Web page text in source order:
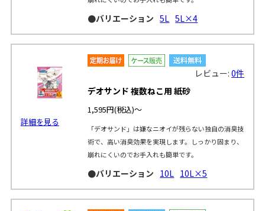
●バリエーション 5L 5L×4
詳細を見る
レビュー:0件
デオサンド 複数ねこ用 紙砂
1,595円(税込)～
「デオサンド」は嫌なニオイが残らない独自の消臭技
術で、高い消臭効果を実現します。しっかり固まり、
崩れにくいのでお手入れも簡単です。
●バリエーション 10L 10L×5